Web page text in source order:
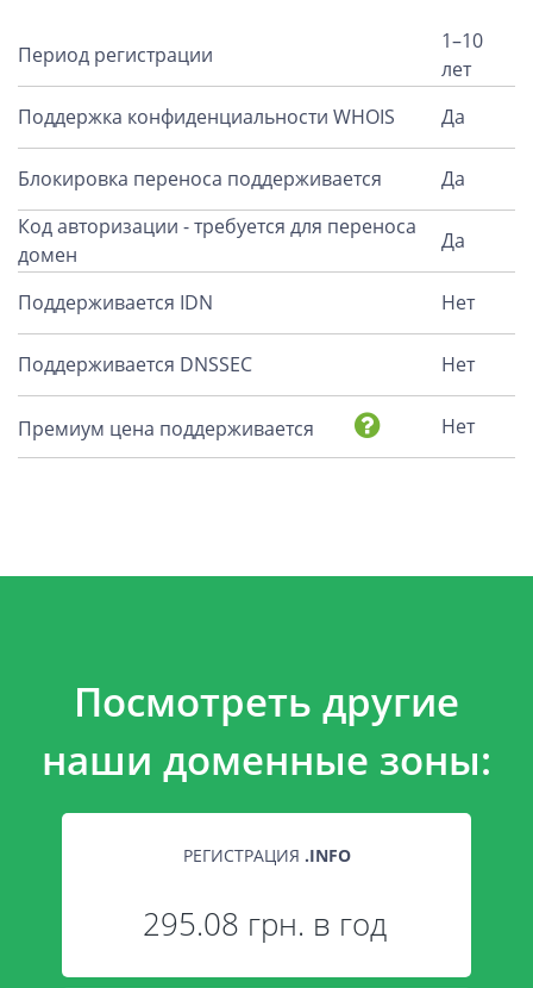
Период регистрации
1–10
лет
Поддержка конфиденциальности WHOIS
Да
Блокировка переноса поддерживается
Да
Код авторизации - требуется для переноса
домен
Да
Поддерживается IDN Нет
Поддерживается DNSSEC Нет
Премиум цена поддерживается Нет
Посмотреть другие
наши доменные зоны:
РЕГИСТРАЦИЯ .INFO
295.08 грн. в год